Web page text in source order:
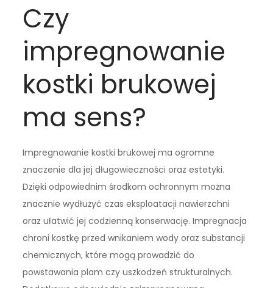
Czy
impregnowanie
kostki brukowej
ma sens?
Impregnowanie kostki brukowej ma ogromne
znaczenie dla jej długowieczności oraz estetyki.
Dzięki odpowiednim środkom ochronnym można
znacznie wydłużyć czas eksploatacji nawierzchni
oraz ułatwić jej codzienną konserwację. Impregnacja
chroni kostkę przed wnikaniem wody oraz substancji
chemicznych, które mogą prowadzić do
powstawania plam czy uszkodzeń strukturalnych.